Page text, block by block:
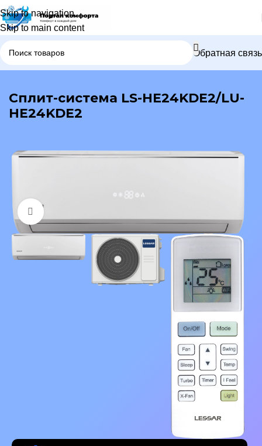
Skip to navigation
Skip to main content
Обратная связь
В каталог
Сплит-система LS-HE24KDE2/LU-
HE24KDE2
Нажмите, чтобы увеличить изображение